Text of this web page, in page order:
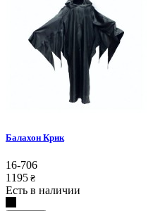
Балахон Крик
16-706
1195 ₴
Есть в наличии